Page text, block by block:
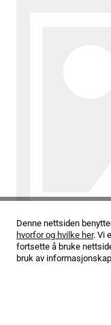
02.07.25 Festspela i Geiranger
Fem år med
Denne nettsiden
hvorfor og hvilke her. Vi
fortsette å bruke
bruk av